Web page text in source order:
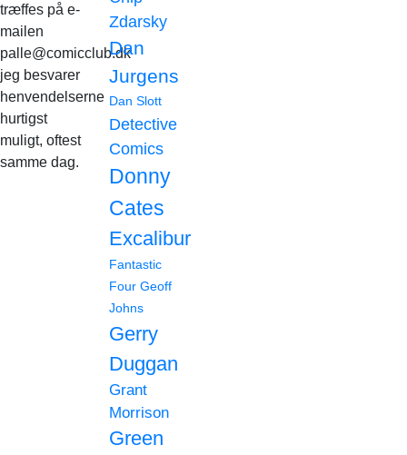
træffes på e-
mailen
palle@comicclub.dk
jeg besvarer
henvendelserne
hurtigst
muligt, oftest
samme dag.
Zdarsky
Dan
Jurgens
Dan Slott
Detective
Comics
Donny
Cates
Excalibur
Fantastic
Four Geoff
Johns
Gerry
Duggan
Grant
Morrison
Green